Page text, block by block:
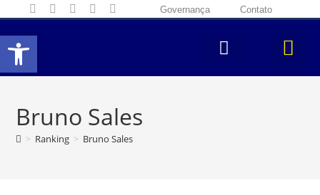
Abrir a barra de ferramentas
Governança Contato
Bruno Sales
> Ranking > Bruno Sales